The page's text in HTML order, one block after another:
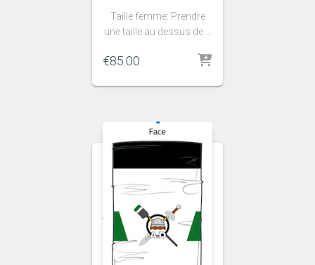
Taille femme: Prendre
une taille au dessus de …
€85.00